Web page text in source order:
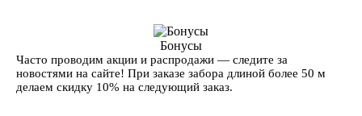
Бонусы
Часто проводим акции и распродажи — следите за
новостями на сайте! При заказе забора длиной более 50 м
делаем скидку 10% на следующий заказ.